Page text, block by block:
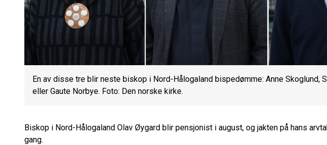
En av disse tre blir neste biskop i Nord-Hålogaland bispedømme: Anne Skoglund,
eller Gaute Norbye. Foto: Den norske kirke.
Biskop i Nord-Hålogaland Olav Øygard blir pensjonist i august, og jakten på hans
gang.